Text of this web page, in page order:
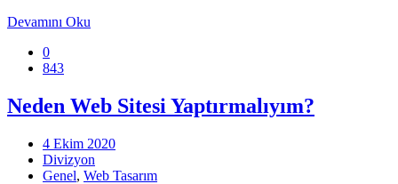
Devamını Oku
0
843
Neden Web Sitesi Yaptırmalıyım?
4 Ekim 2020
Divizyon
Genel, Web Tasarım